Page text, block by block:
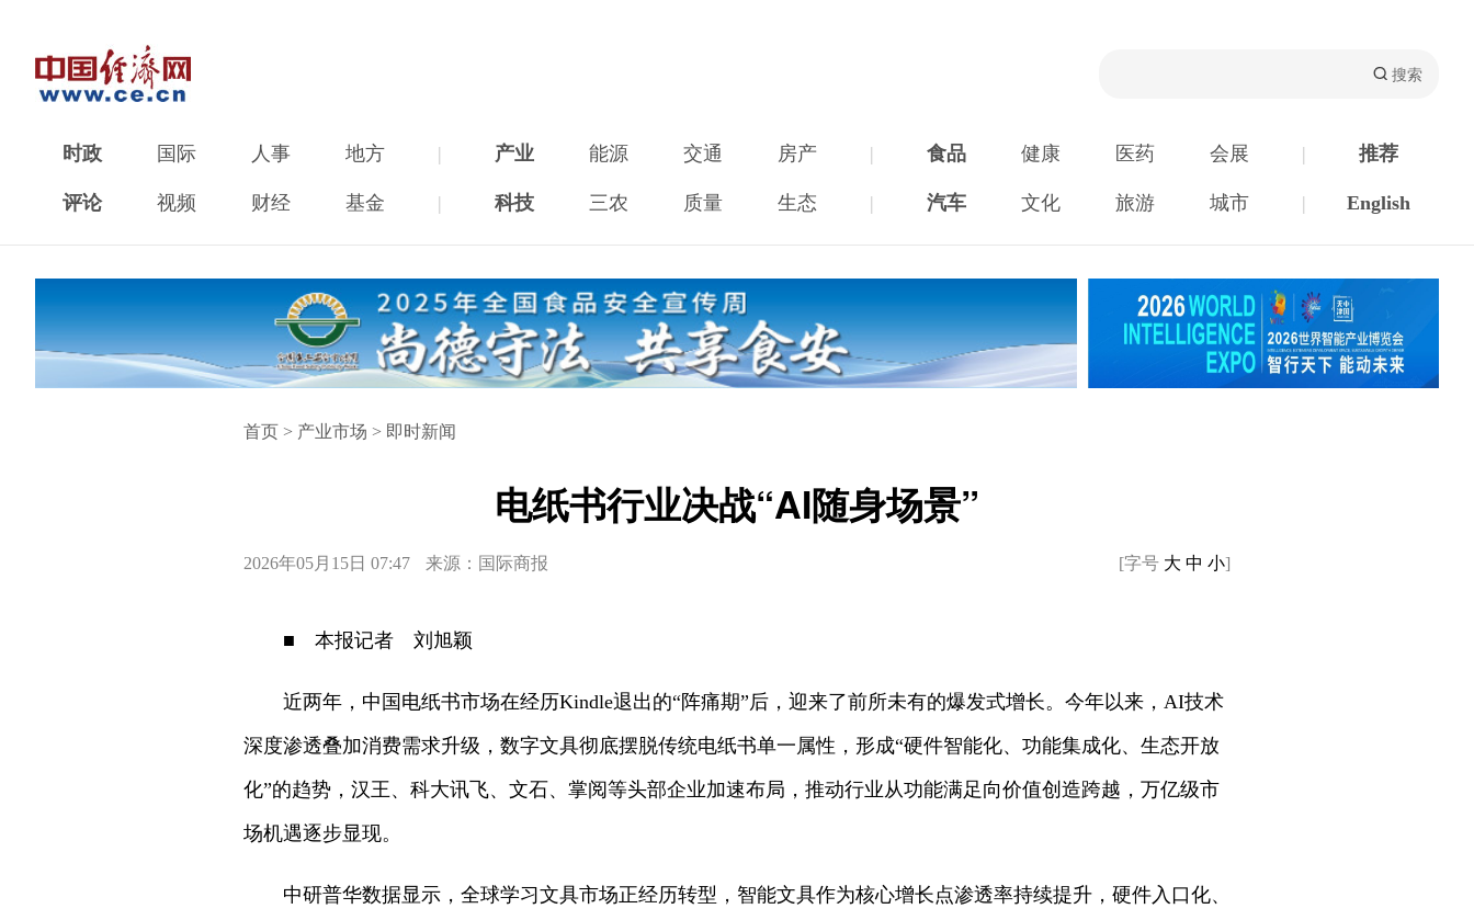
时政 国际 人事 地方 | 产业 能源 交通 房产 | 食品 健康 医药 会展 | 推荐
评论 视频 财经 基金 | 科技 三农 质量 生态 | 汽车 文化 旅游 城市 | English
首页 > 产业市场 > 即时新闻
电纸书行业决战“AI随身场景”
2026年05月15日 07:47 来源：国际商报 [字号 大 中 小]
■ 本报记者 刘旭颖
近两年，中国电纸书市场在经历Kindle退出的“阵痛期”后，迎来了前所未有的爆发式增长。今年以来，AI技术
深度渗透叠加消费需求升级，数字文具彻底摆脱传统电纸书单一属性，形成“硬件智能化、功能集成化、生态开放
化”的趋势，汉王、科大讯飞、文石、掌阅等头部企业加速布局，推动行业从功能满足向价值创造跨越，万亿级市
场机遇逐步显现。
中研普华数据显示，全球学习文具市场正经历转型，智能文具作为核心增长点渗透率持续提升，硬件入口化、